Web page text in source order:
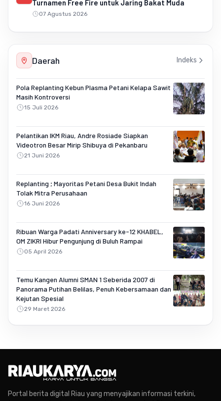
Turnamen Free Fire untuk Jaring Bakat Muda
07 Agustus 2026
Daerah Indeks
Pola Replanting Kebun Plasma Petani Kelapa Sawit
Masih Kontroversi
15 Juli 2026
Pelantikan IKM Riau, Andre Rosiade Siapkan
Videotron Besar Mirip Shibuya di Pekanbaru
21 Juni 2026
Replanting ; Mayoritas Petani Desa Bukit Indah
Tolak Mitra Perusahaan
16 Juni 2026
Ribuan Warga Padati Anniversary ke-12 KHABEL,
OM ZIKRI Hibur Pengunjung di Buluh Rampai
05 April 2026
Temu Kangen Alumni SMAN 1 Seberida 2007 di
Panorama Putihan Belilas, Penuh Kebersamaan dan
Kejutan Spesial
29 Maret 2026
Portal berita digital Riau yang menyajikan informasi terkini,